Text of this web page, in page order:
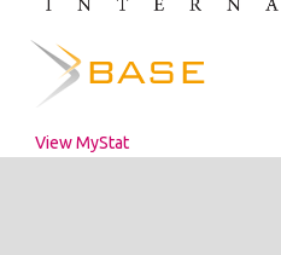
View MyStat